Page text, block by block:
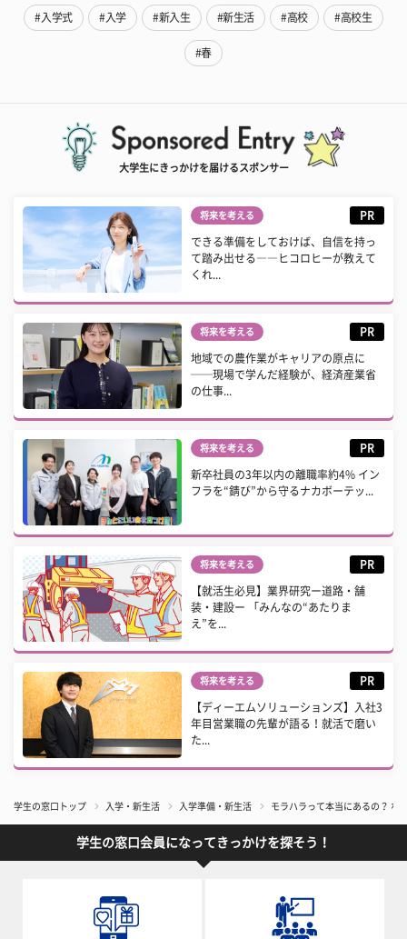
#入学式 #入学 #新入生 #新生活 #高校 #高校生
#春
大学生にきっかけを届けるスポンサー
将来を考える PR
できる準備をしておけば、自信を持っ
て踏み出せる――ヒコロヒーが教えて
くれ...
将来を考える PR
地域での農作業がキャリアの原点に
──現場で学んだ経験が、経済産業省
の仕事...
将来を考える PR
新卒社員の3年以内の離職率約4% イン
フラを“錆び”から守るナカボーテッ...
将来を考える PR
【就活生必見】業界研究ー道路・舗
装・建設ー 「みんなの“あたりま
え”を...
将来を考える PR
【ディーエムソリューションズ】入社3
年目営業職の先輩が語る！就活で磨い
た...
学生の窓口トップ 入学・新生活 入学準備・新生活 モラハラって本当にあるの？ な
学生の窓口会員になってきっかけを探そう！